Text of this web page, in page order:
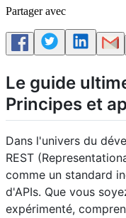
Partager avec
Le guide
Principes et
Dans l'univers du
REST
comme un standard
d'APIs. Que vous
expérimenté,